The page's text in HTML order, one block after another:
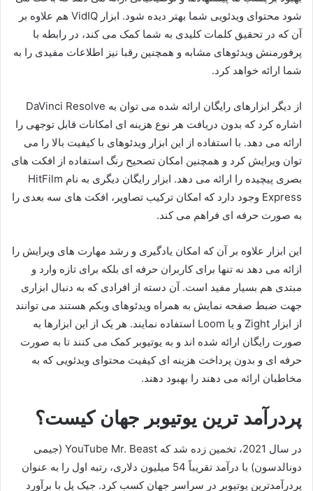
شود محتوای ویدئویی شما بهتر دیده شود. ابزار VidIQ هم علاوه بر
آن که در تحقیق کلمات کلیدی به شما کمک می کند، در رابطه با
پرفورمنش ویدئوهای مشابه و همچنین رقبا نیز اطلاعات مفیدی را به
شما ارائه خواهد کرد.
از دیگر ابزارهای رایگان ارائه شده می توان به DaVinci Resolve
اشاره کرد که بدون دریافت هر نوع هزینه ای امکانات قابل توجهی را
ارائه می دهد. با استفاده از این ابزار ویدئوهای با کیفیت بالا را می
توان ویرایش کرد و همچنین امکان تصحیح رنگ استفاده از افکت های
بصری پیچیده را ارائه می دهد. ابزار رایگان دیگری به نام HitFilm
Express وجود دارد که امکان ترکیب تصاویر، افکت های سه بعدی را
به صورت حرفه ای فراهم می کند.
این ابزار علاوه بر آن که امکان یادگیری و رشد مهارت های ویرایش را
ازائه می دهد نه تنها برای کاربران حرفه ای بلکه برای تازه وارد و
مبتدی هم بسیار مفید است. آن دسته از افرادی که به دنبال ابزاری
جهت ضبط صفحه نمایش به همراه ویدئوهای وبکم هستند می توانند
از ابزار Zight و یا Loom استفاده نمایند. هر یک از این ابزارها به
صورت رایگان ارائه شده اند و به یوتیوبر کمک می کنند تا به صورت
حرفه ای و بدون پرداخت هزینه ای کیفیت محتوای ویدئویی که به
مخاطبان ارائه می دهند را بهبود دهند.
پردرآمد ترین یوتیوبر جهان کیست؟
در سال 2021، تخمین زده شد که YouTube Mr. Beast (جیمی
دونالدسون) با درآمد تقریباً 54 میلیون دلاری، رتبه اول را به عنوان
پردرآمدترین یوتیوبر در سراسر جهان کسب کرد. جیک پل با برآورد